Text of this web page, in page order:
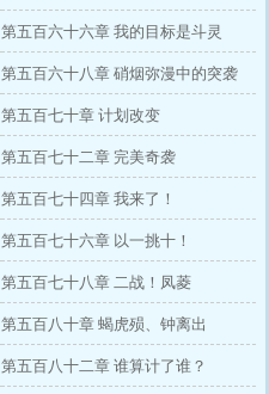
第五百六十六章 我的目标是斗灵
第五百六十八章 硝烟弥漫中的突袭
第五百七十章 计划改变
第五百七十二章 完美奇袭
第五百七十四章 我来了！
第五百七十六章 以一挑十！
第五百七十八章 二战！凤菱
第五百八十章 蝎虎殒、钟离出
第五百八十二章 谁算计了谁？